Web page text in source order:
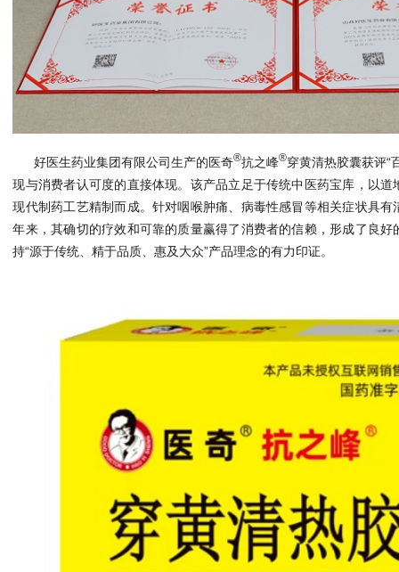
好医生药业集团有限公司生产的医奇®抗之峰®穿黄清热胶囊获评“
现与消费者认可度的直接体现。该产品立足于传统中医药宝库，以
现代制药工艺精制而成。针对咽喉肿痛、病毒性感冒等相关症状具
年来，其确切的疗效和可靠的质量赢得了消费者的信赖，形成了良
持“源于传统、精于品质、惠及大众”产品理念的有力印证。